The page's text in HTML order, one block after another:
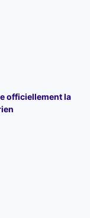
officiellement la